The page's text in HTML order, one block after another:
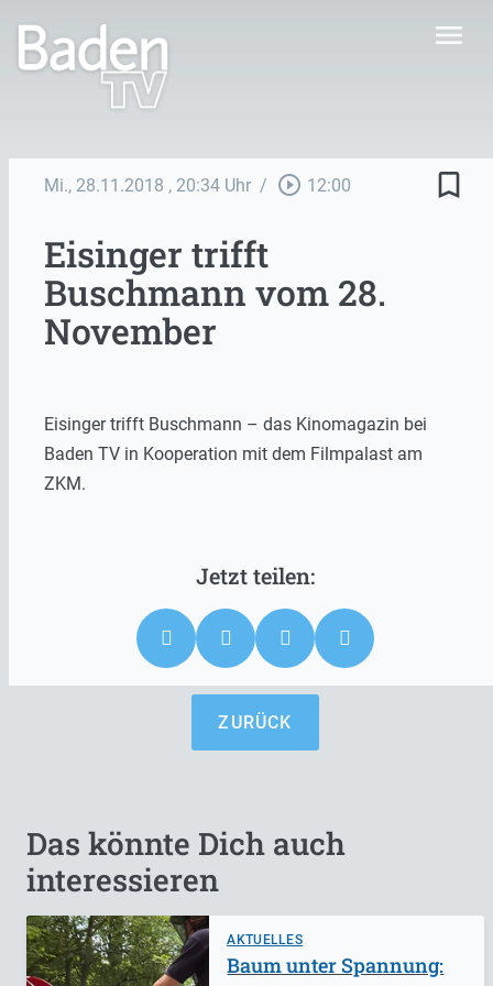
menu
Mi., 28.11.2018 , 20:34 Uhr / play_circle_outline 12:00 bookmark_border
Eisinger trifft
Buschmann vom 28.
November
Eisinger trifft Buschmann – das Kinomagazin bei
Baden TV in Kooperation mit dem Filmpalast am
ZKM.
ZURÜCK
Das könnte Dich auch
interessieren
AKTUELLES
Baum unter Spannung: